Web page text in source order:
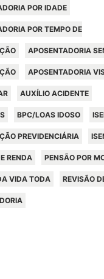
POR IDADE
POR TEMPO DE
APOSENTADORIA
APOSENTADORIA
AUXÍLIO ACIDENTE
BPC/LOAS IDOSO
PREVIDENCIÁRIA
RENDA PENSÃO POR
VIDA TODA REVISÃO